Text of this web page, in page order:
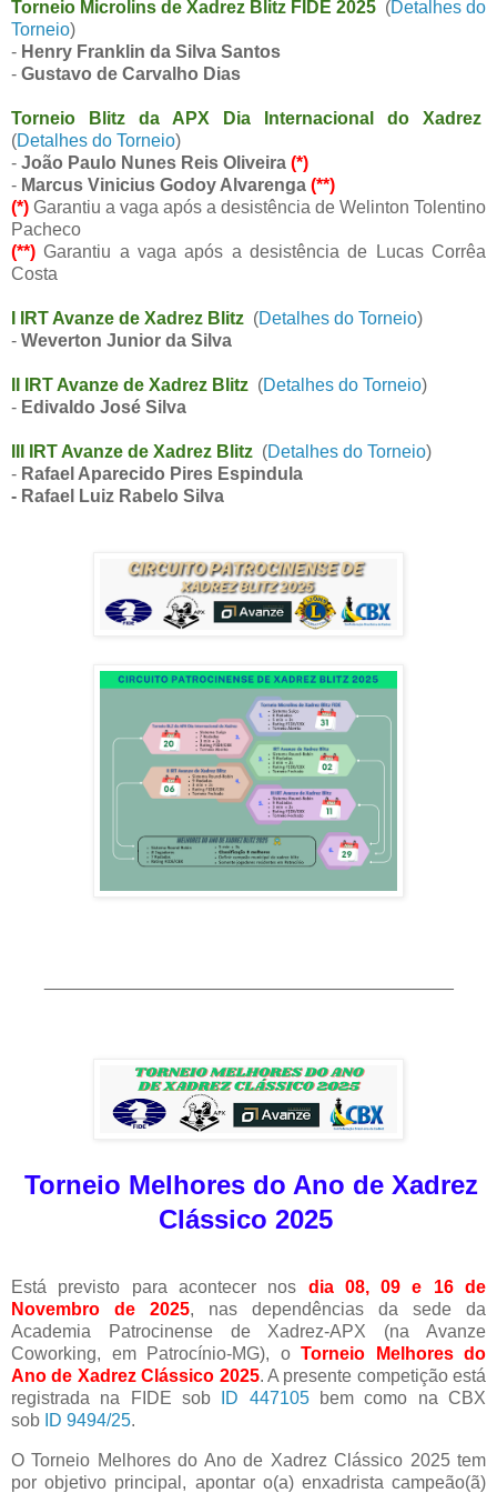
Torneio Microlins de Xadrez Blitz FIDE 2025 (Detalhes do
Torneio)
- Henry Franklin da Silva Santos
- Gustavo de Carvalho Dias
Torneio Blitz da APX Dia Internacional do Xadrez
(Detalhes do Torneio)
- João Paulo Nunes Reis Oliveira (*)
- Marcus Vinicius Godoy Alvarenga (**)
(*) Garantiu a vaga após a desistência de Welinton Tolentino
Pacheco
(**) Garantiu a vaga após a desistência de Lucas Corrêa
Costa
I IRT Avanze de Xadrez Blitz (Detalhes do Torneio)
- Weverton Junior da Silva
II IRT Avanze de Xadrez Blitz (Detalhes do Torneio)
- Edivaldo José Silva
III IRT Avanze de Xadrez Blitz (Detalhes do Torneio)
- Rafael Aparecido Pires Espindula
- Rafael Luiz Rabelo Silva
Torneio Melhores do Ano de Xadrez
Clássico 2025
Está previsto para acontecer nos dia 08, 09 e 16 de
Novembro de 2025, nas dependências da sede da
Academia Patrocinense de Xadrez-APX (na Avanze
Coworking, em Patrocínio-MG), o Torneio Melhores do
Ano de Xadrez Clássico 2025. A presente competição está
registrada na FIDE sob
ID 447105bem como na CBX
sob ID 9494/25.
O Torneio Melhores do Ano de Xadrez Clássico 2025 tem
por objetivo principal, apontar o(a) enxadrista campeão(ã)